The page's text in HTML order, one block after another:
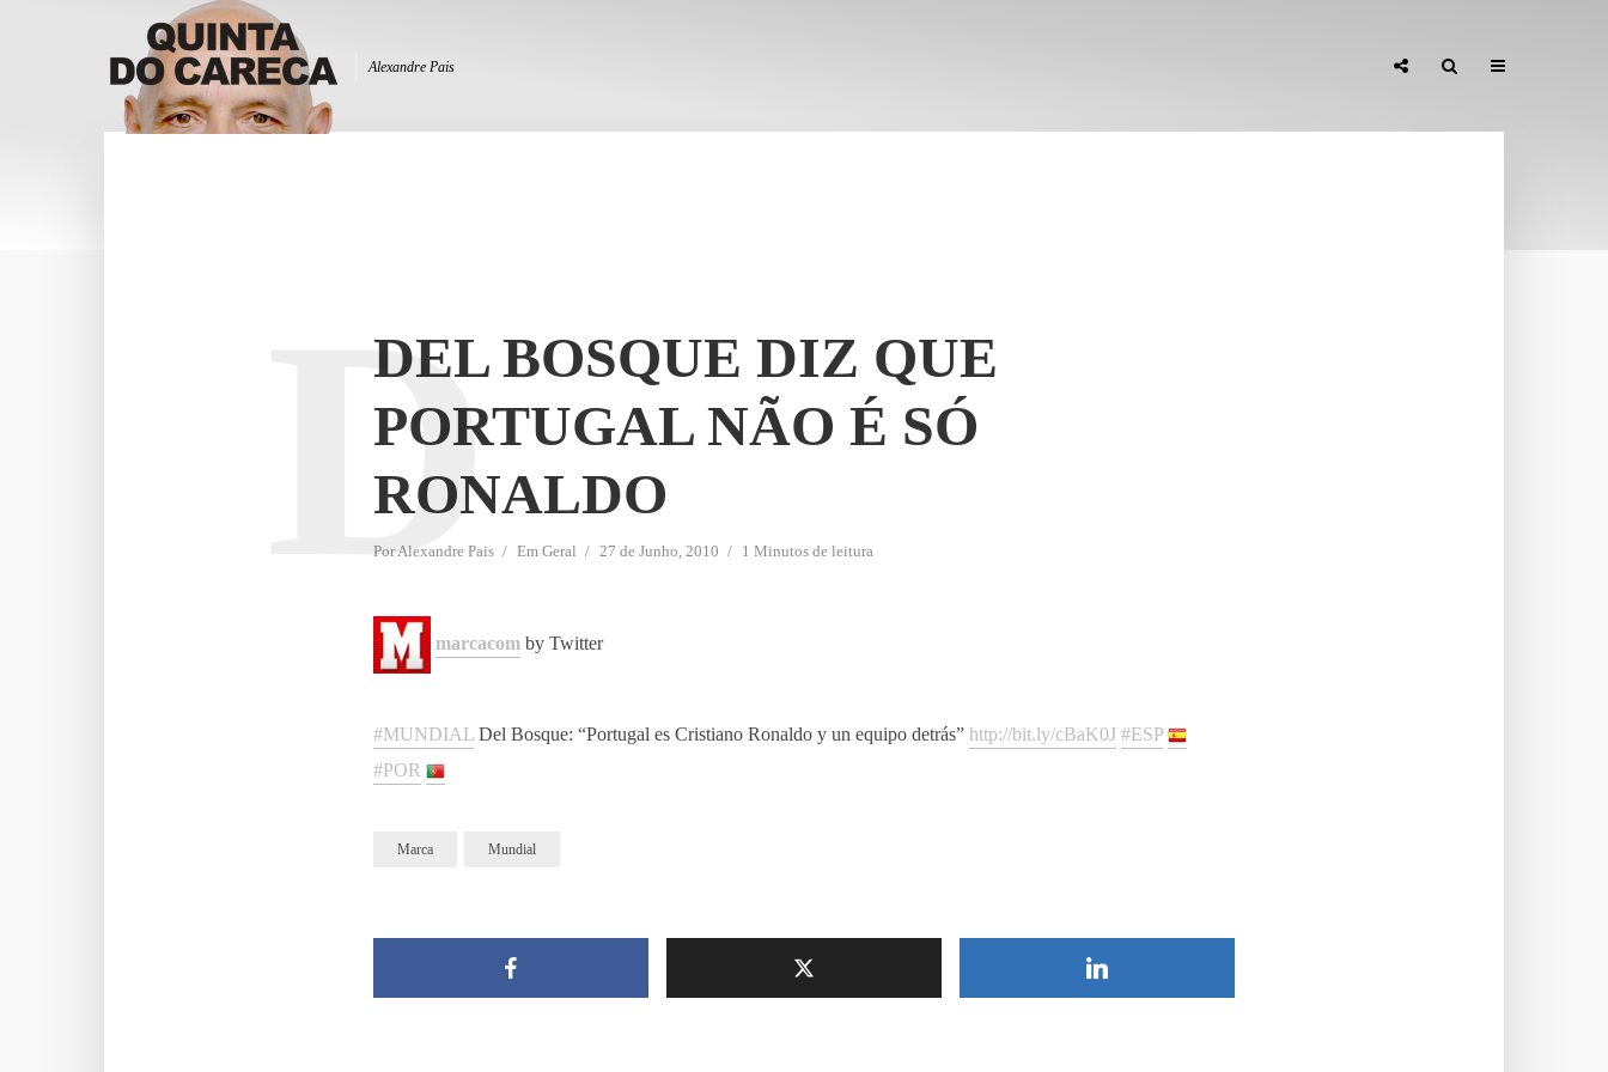
Alexandre Pais
DEL BOSQUE DIZ QUE
PORTUGAL NÃO É SÓ
RONALDO
PorAlexandre Pais Em Geral 27 de Junho, 2010 1 Minutos de leitura
D
marcacom by Twitter
#MUNDIAL Del Bosque: “Portugal es Cristiano Ronaldo y un equipo detrás” http://bit.ly/cBaK0J #ESP
#POR
Marca Mundial